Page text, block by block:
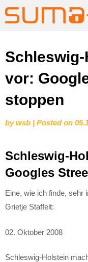
Skip
content
vor:
stoppen
bywsb | Posted on
Schleswig-
Googles
Eine, wie ich finde, sehr
Grietje Staffelt:
02. Oktober 2008
Schleswig-Holstein